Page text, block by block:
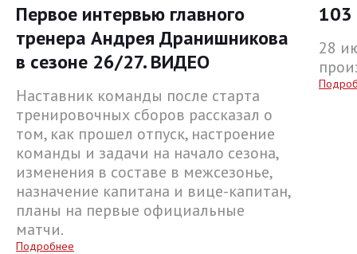
Первое интервью главного
тренера Андрея Дранишникова
в сезоне 26/27. ВИДЕО
Наставник команды после старта
тренировочных сборов рассказал о
том, как прошел отпуск, настроение
команды и задачи на начало сезона,
изменения в составе в межсезонье,
назначение капитана и вице-капитан,
планы на первые официальные
матчи.
Подробнее
103
28